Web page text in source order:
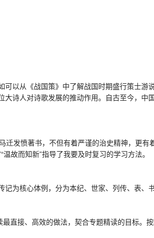
以从《战国策》中了解战国时期盛行策士游说
诗人对诗歌发展的推动作用。自古至今，中
发愤著书，不但有着严谨的治史精神，更有
故而知新”指导了我要及时复习的学习方法。
为核心体例，分为本纪、世家、列传、表、
直接、高效的做法，契合专题精读的目标。